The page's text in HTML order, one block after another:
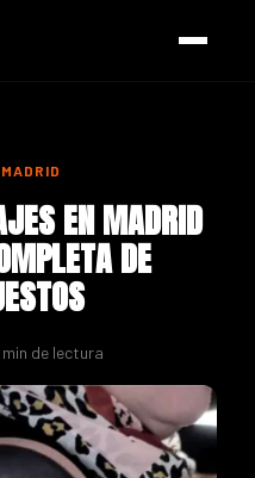
EN MADRID
DE
min de lectura